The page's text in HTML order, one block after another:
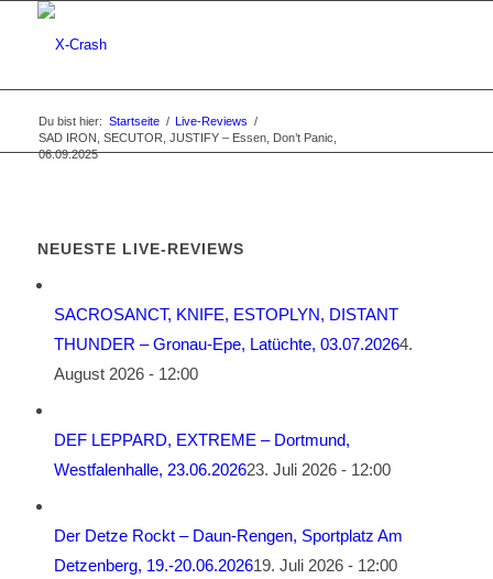
Du bist hier: Startseite / Live-Reviews /
SAD IRON, SECUTOR, JUSTIFY – Essen, Don’t Panic,
06.09.2025
NEUESTE LIVE-REVIEWS
SACROSANCT, KNIFE, ESTOPLYN, DISTANT
THUNDER – Gronau-Epe, Latüchte, 03.07.20264.
August 2026 - 12:00
DEF LEPPARD, EXTREME – Dortmund,
Westfalenhalle, 23.06.202623. Juli 2026 - 12:00
Der Detze Rockt – Daun-Rengen, Sportplatz Am
Detzenberg, 19.-20.06.202619. Juli 2026 - 12:00